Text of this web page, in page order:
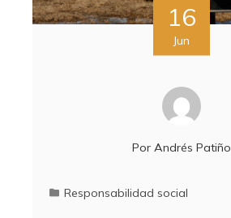
16
Jun
Por Andrés Patiño
Responsabilidad social